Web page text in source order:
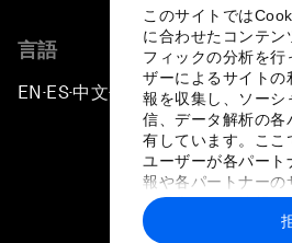
このサイトでは
に合わせたコンテン
フィックの分析を行
ザーによるサイトの
報を収集し、ソーシ
信、データ解析の各
有しています。ここ
ユーザーが各パー
報や各パートナーの
に収集された情報
トナーによって使用
言語
EN ▪ES▪中文▪ 日本語